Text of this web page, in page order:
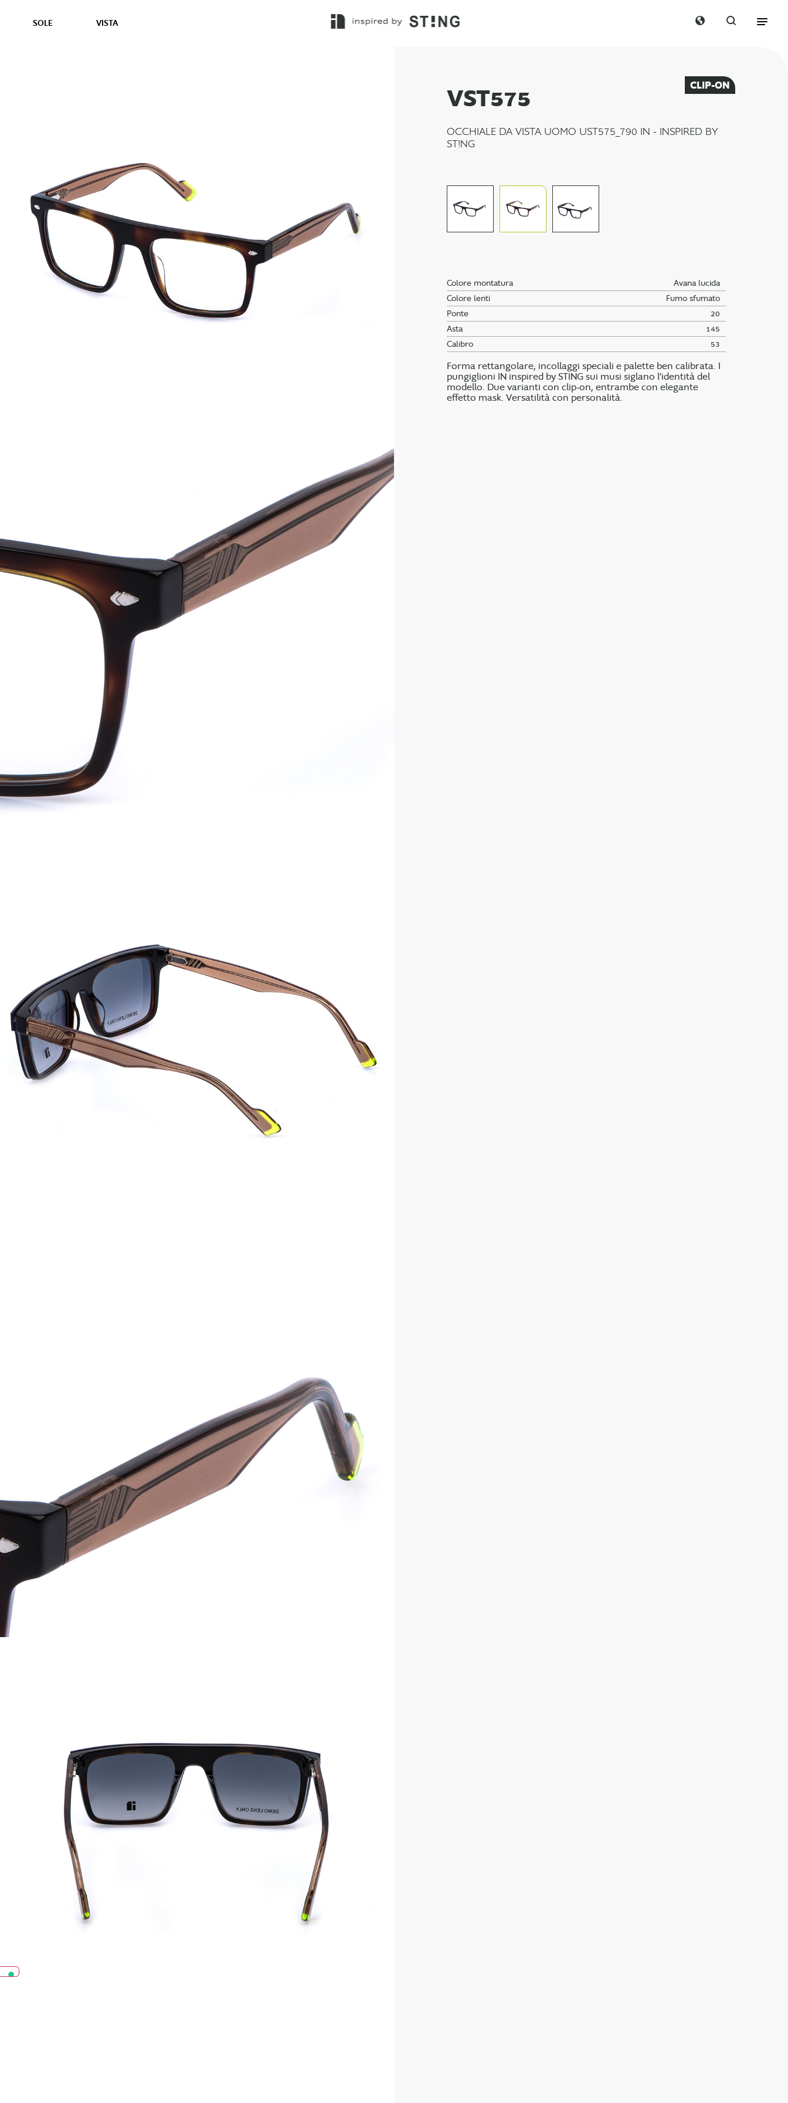
SOLE VISTA
CLIP-ON
VST575
OCCHIALE DA VISTA UOMO UST575_790 IN - INSPIRED BY
ST!NG
Colore montatura
Avana lucida
Colore lenti
Fumo sfumato
Ponte
20
Asta
145
Calibro
53
Forma rettangolare, incollaggi speciali e palette ben calibrata. I
pungiglioni IN inspired by STING sui musi siglano l’identità del
modello. Due varianti con clip-on, entrambe con elegante
effetto mask. Versatilità con personalità.